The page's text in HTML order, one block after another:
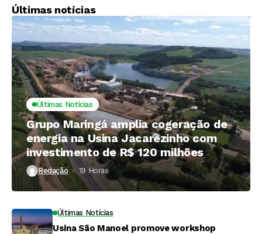
da cana
Últimas notícias
Últimas Notícias
Grupo Maringá amplia cogeração de
energia na Usina Jacarezinho com
investimento de R$ 120 milhões
Redação 19 Horas ⁮
Últimas Notícias
Usina São Manoel promove workshop